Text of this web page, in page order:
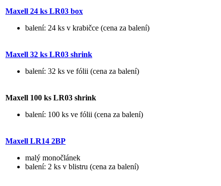
Maxell 24 ks LR03 box
balení: 24 ks v krabičce (cena za balení)
Maxell 32 ks LR03 shrink
balení: 32 ks ve fólii (cena za balení)
Maxell 100 ks LR03 shrink
balení: 100 ks ve fólii (cena za balení)
Maxell LR14 2BP
malý monočlánek
balení: 2 ks v blistru (cena za balení)